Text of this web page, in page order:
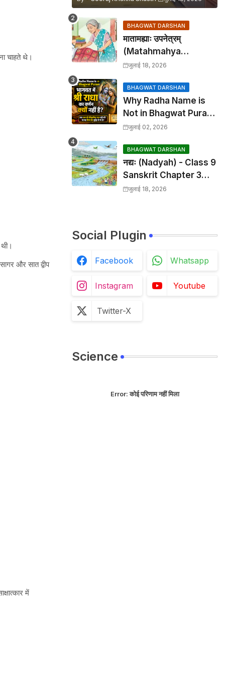
चाहते थे।
और सात द्वीप
में
BHAGWAT DARSHAN
मातामह्याः उपनेत्रम्
(Matahmahya
Upanetram) - Class 9
Translation &
Solutions
जुलाई 18, 2026
BHAGWAT DARSHAN
Why Radha Name is
Not in Bhagwat Puran:
भागवत में श्री राधा का वर्णन क्यों
जुलाई 02, 2026
BHAGWAT DARSHAN
नद्यः (Nadyah) - Class 9
Sanskrit Chapter 3
Translation &
जुलाई 18, 2026
Social Plugin
Facebook Whatsapp
Instagram Youtube
Twitter-X
Science
Error:कोई परिणाम नहीं मिला